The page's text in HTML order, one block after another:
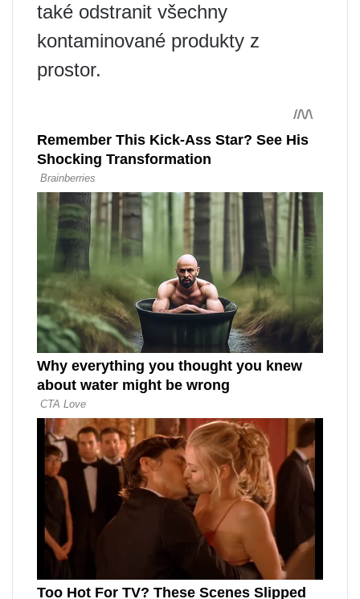
také odstranit všechny
kontaminované produkty z
prostor.